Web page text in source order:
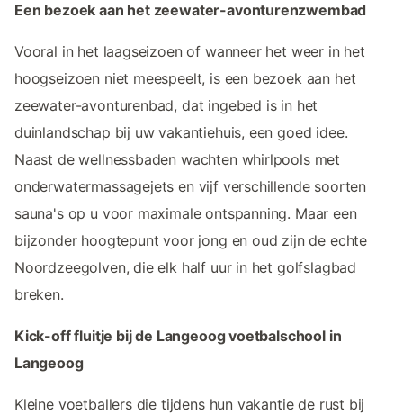
Een bezoek aan het zeewater-avonturenzwembad
Vooral in het laagseizoen of wanneer het weer in het
hoogseizoen niet meespeelt, is een bezoek aan het
zeewater-avonturenbad, dat ingebed is in het
duinlandschap bij uw vakantiehuis, een goed idee.
Naast de wellnessbaden wachten whirlpools met
onderwatermassagejets en vijf verschillende soorten
sauna's op u voor maximale ontspanning. Maar een
bijzonder hoogtepunt voor jong en oud zijn de echte
Noordzeegolven, die elk half uur in het golfslagbad
breken.
Kick-off fluitje bij de Langeoog voetbalschool in
Langeoog
Kleine voetballers die tijdens hun vakantie de rust bij